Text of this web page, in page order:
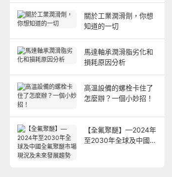
關於工業潤滑劑，你想
知道的一切
馬達軸承潤滑脂劣化和
損耗原因分析
高溫設備的螺栓卡住了
怎麼辦？一個小妙招！
【全氟聚醚】—2024年
至2030年全球及中國全